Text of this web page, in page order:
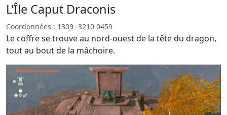
L'Île Caput Draconis
Coordonnées : 1309 -3210 0459
Le coffre se trouve au nord-ouest de la tête du dragon,
tout au bout de la mâchoire.